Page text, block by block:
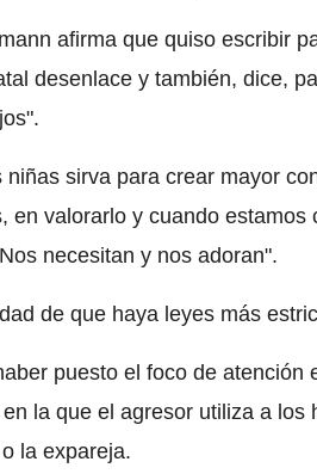
afirma que quiso escribir
desenlace y también, dice,
sirva para crear mayor
en valorarlo y cuando estamos
necesitan y nos adoran".
de que haya leyes más
puesto el foco de atención
la que el agresor utiliza a los
la expareja.